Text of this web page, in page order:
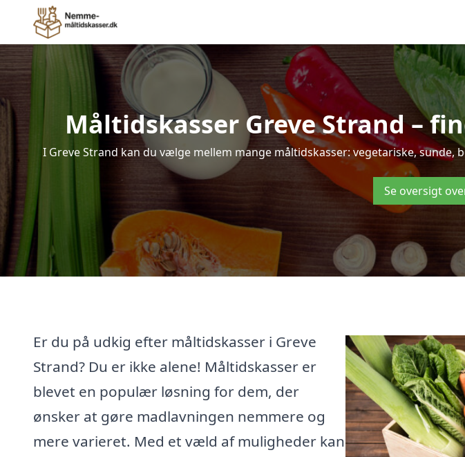
Måltidskasser Greve Strand –
I Greve Strand kan du vælge mellem mange måltidskasser: vegetariske,
Se oversigt
Er du på udkig efter måltidskasser i Greve
Strand? Du er ikke alene! Måltidskasser er
blevet en populær løsning for dem, der
ønsker at gøre madlavningen nemmere og
mere varieret. Med et væld af muligheder kan